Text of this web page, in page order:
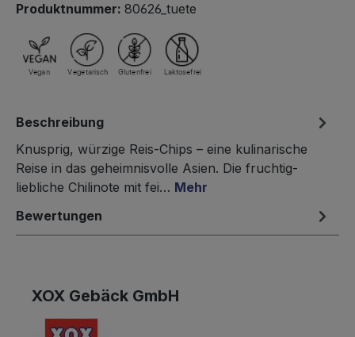
Produktnummer: 80626_tuete
Beschreibung
Knusprig, würzige Reis-Chips – eine kulinarische
Reise in das geheimnisvolle Asien. Die fruchtig-
liebliche Chilinote mit fei… Mehr
Bewertungen
XOX Gebäck GmbH